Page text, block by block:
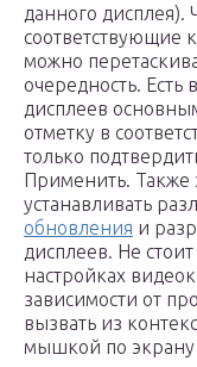
данного
соответствующие
можно
очередность. Есть
дисплеев
отметку в
только
Применить. Также
устанавливать
обновления и
дисплеев. Не
настройках
зависимости от
вызвать из
мышкой по экрану